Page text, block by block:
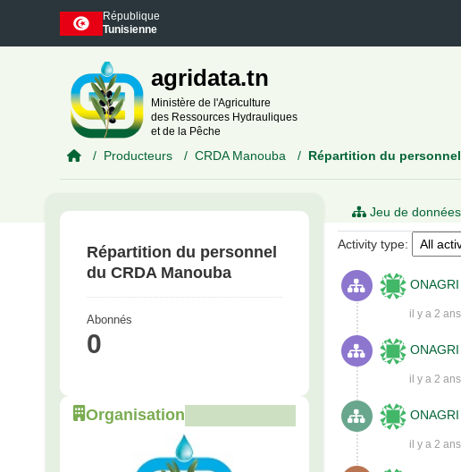
Skip to main content
République
Tunisienne
agridata.tn
Ministère de l'Agriculture
des Ressources Hydrauliques
et de la Pêche
Producteurs CRDA Manouba Répartition du
Répartition du personnel
du CRDA Manouba
Abonnés
0
Organisation
Jeu de données
Activity type
il y a 2 ans
il y a 2 ans
il y a 2 ans